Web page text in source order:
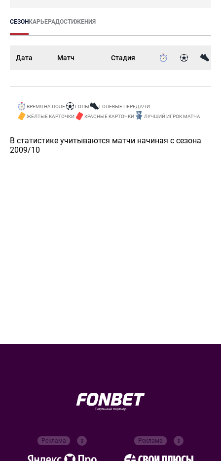
СЕЗОНКАРЬЕРАДОСТИЖЕНИЯ
Дата Матч Стадия
ВРЕМЯ НА ПОЛЕ ГОЛЫ
ГОЛЕВЫЕ ПЕРЕДАЧИ
ЖЁЛТЫЕ КАРТОЧКИ
КРАСНЫЕ КАРТОЧКИ ЛУЧШИЙ ИГРОК МАТЧА
В статистике учитываются матчи начиная с сезона
2009/10
Титульный партнер
Реклама Реклама